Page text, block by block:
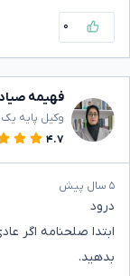
۰
فهیمه صیاد
وکیل پایه
۴.۷
۵ سال پیش
درود
ابتدا صلحنامه اگر
بدهید.